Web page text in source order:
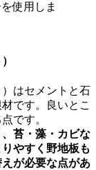
使用しま
はセメントと石
です。良いとこ
です。
苔・藻・カビな
やすく野地板も
が必要な点があ